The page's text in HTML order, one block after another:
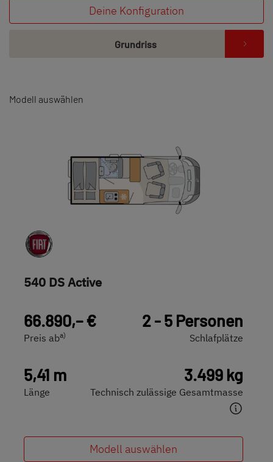
Deine Konfiguration
Grundriss
Modell auswählen
540 DS Active
66.890,– €
Preis aba)
2 - 5 Personen
Schlafplätze
5,41 m
Länge
3.499 kg
Technisch zulässige Gesamtmasse
Modell auswählen